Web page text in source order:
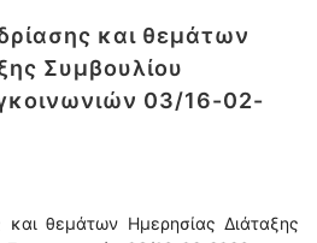
και θεμάτων
Συμβουλίου
03/16-02-
και θεμάτων Ημερησίας Διάταξης